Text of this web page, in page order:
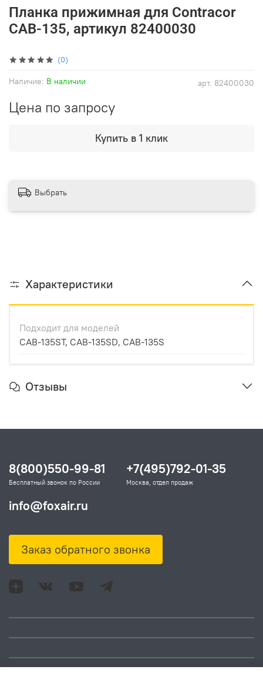
(0)
арт. 82400030
Наличие: В наличии
Планка прижимная для Contracor
CAB-135, артикул 82400030
Цена по запросу
Купить в 1 клик
Выбрать
Характеристики
Подходит для моделей
CAB-135ST, CAB-135SD, CAB-135S
Отзывы
Адрес: Москва, ул.
8(800)550-99-81
Бесплатный звонок по России
+7(495)792-01-35
Москва, отдел продаж
info@foxair.ru
Заказ обратного звонка